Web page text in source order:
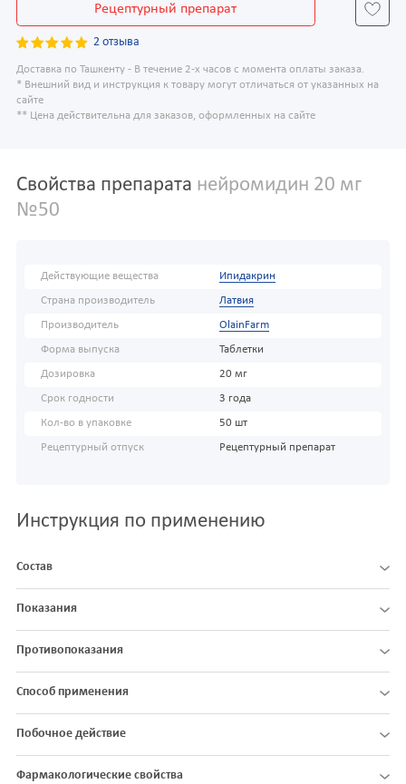
Рецептурный препарат
2 отзыва
Доставка по Ташкенту - В течение 2-х часов с момента оплаты заказа.
* Внешний вид и инструкция к товару могут отличаться от указанных на
сайте
** Цена действительна для заказов, оформленных на сайте
Свойства препарата нейромидин 20 мг
№50
Действующие вещества Ипидакрин
Страна производитель Латвия
Производитель OlainFarm
Форма выпуска Таблетки
Дозировка 20 мг
Срок годности 3 года
Кол-во в упаковке 50 шт
Рецептурный отпуск Рецептурный препарат
Инструкция по применению
Состав
Показания
Противопоказания
Способ применения
Побочное действие
Фармакологические свойства